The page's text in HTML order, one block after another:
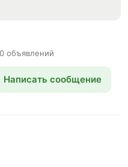
объявлений
Написать сообщение